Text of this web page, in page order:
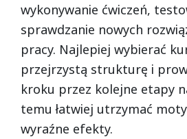
wykonywanie ćwiczeń,
sprawdzanie nowych
pracy. Najlepiej wybierać
przejrzystą strukturę i
kroku przez kolejne etapy
temu łatwiej utrzymać
wyraźne efekty.